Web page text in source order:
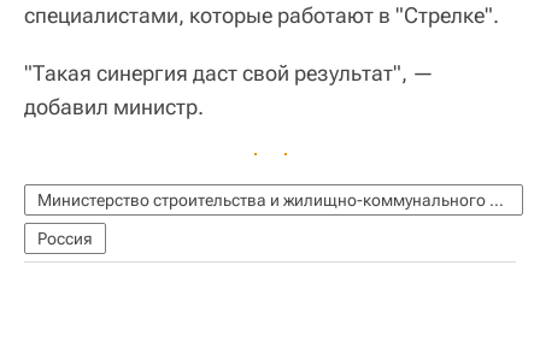
специалистами, которые работают в "Стрелке".
"Такая синергия даст свой результат", —
добавил министр.
Министерство строительства и жилищно-коммунального хозяйства РФ (Минстрой России)
Россия